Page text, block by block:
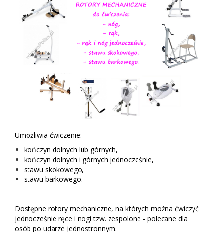
Umożliwia ćwiczenie:
kończyn dolnych lub górnych,
kończyn dolnych i górnych jednocześnie,
stawu skokowego,
stawu barkowego.
Dostępne rotory mechaniczne, na których można ćwiczyć
jednocześnie ręce i nogi tzw. zespolone - polecane dla
osób po udarze jednostronnym.